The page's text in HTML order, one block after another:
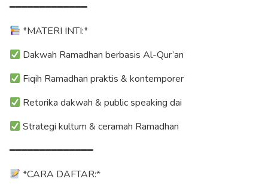
━━━━━━━━━━━━━
*MATERI INTI:*
Dakwah Ramadhan berbasis Al-Qur’an
Fiqih Ramadhan praktis & kontemporer
Retorika dakwah & public speaking dai
Strategi kultum & ceramah Ramadhan
━━━━━━━━━━━━━━
*CARA DAFTAR:*